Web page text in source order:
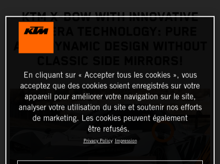
KTM X-BOW WITH INNOVATIVE
CAMERA TECHNOLOGY: PURE
En cliquant sur « Accepter tous les cookies », vous
acceptez que des cookies soient enregistrés sur votre
appareil pour améliorer votre navigation sur le site,
analyser votre utilisation du site et soutenir nos efforts
de marketing. Les cookies peuvent également
être refusés.
Privacy Policy Impression